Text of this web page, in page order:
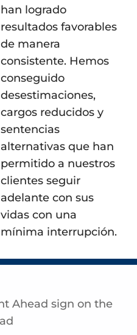
han logrado
resultados favorables
de manera
consistente. Hemos
conseguido
desestimaciones,
cargos reducidos y
sentencias
alternativas que han
permitido a nuestros
clientes seguir
adelante con sus
vidas con una
mínima interrupción.